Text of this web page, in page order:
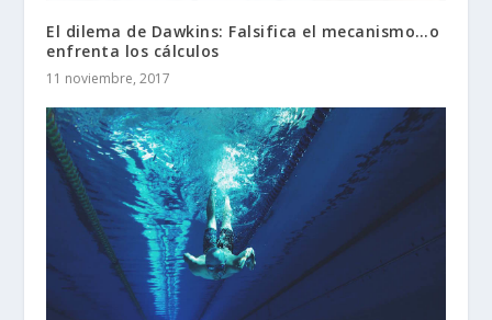
El dilema de Dawkins: Falsifica el mecanismo…o
enfrenta los cálculos
11 noviembre, 2017